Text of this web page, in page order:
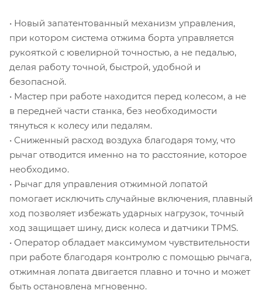
• Новый запатентованный механизм управления,
при котором система отжима борта управляется
рукояткой с ювелирной точностью, а не педалью,
делая работу точной, быстрой, удобной и
безопасной.
• Мастер при работе находится перед колесом, а не
в передней части станка, без необходимости
тянуться к колесу или педалям.
• Сниженный расход воздуха благодаря тому, что
рычаг отводится именно на то расстояние, которое
необходимо.
• Рычаг для управления отжимной лопатой
помогает исключить случайные включения, плавный
ход позволяет избежать ударных нагрузок, точный
ход защищает шину, диск колеса и датчики TPMS.
• Оператор обладает максимумом чувствительности
при работе благодаря контролю с помощью рычага,
отжимная лопата двигается плавно и точно и может
быть остановлена мгновенно.